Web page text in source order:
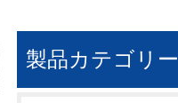
製品カテゴリー